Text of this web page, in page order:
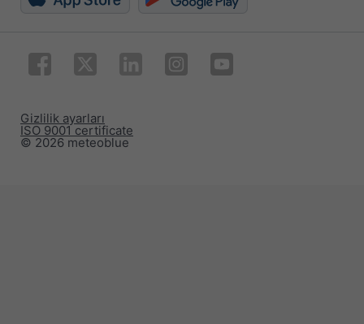
© 2026 meteoblue
ISO 9001 certificate
Gizlilik ayarları